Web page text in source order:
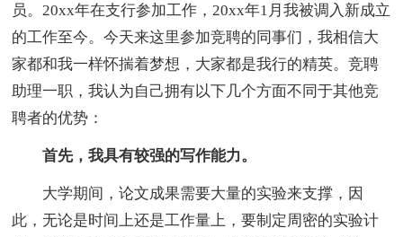
员。20xx年在支行参加工作，20xx年1月我被调入新成立
的工作至今。今天来这里参加竞聘的同事们，我相信大
家都和我一样怀揣着梦想，大家都是我行的精英。竞聘
助理一职，我认为自己拥有以下几个方面不同于其他竞
聘者的优势：
首先，我具有较强的写作能力。
大学期间，论文成果需要大量的实验来支撑，因
此，无论是时间上还是工作量上，要制定周密的实验计